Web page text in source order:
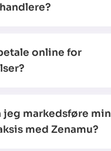
online for
jeg markedsføre min
med Zenamu?